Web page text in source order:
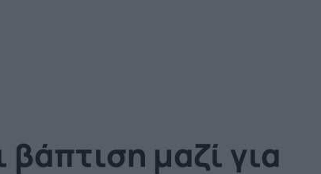
μαζί για